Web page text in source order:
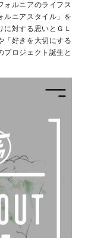
ォルニアのライフス
ルニアスタイル」を
に対する思いとＧＬ
「好きを大切にする
プロジェクト誕生と